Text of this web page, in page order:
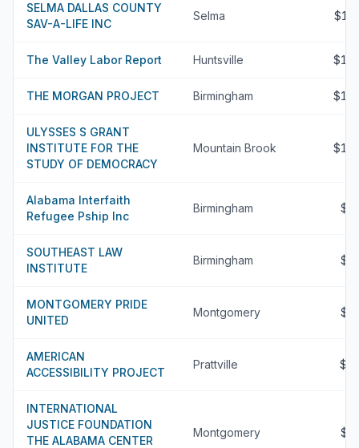
SELMA DALLAS COUNTY
SAV-A-LIFE INC
Selma
The Valley Labor Report Huntsville
THE MORGAN PROJECT Birmingham
ULYSSES S GRANT
INSTITUTE FOR THE
STUDY OF DEMOCRACY
Mountain Brook
Alabama Interfaith
Refugee Pship Inc
Birmingham
SOUTHEAST LAW
INSTITUTE
Birmingham
MONTGOMERY PRIDE
UNITED
Montgomery
AMERICAN
ACCESSIBILITY PROJECT
Prattville
INTERNATIONAL
JUSTICE FOUNDATION
THE ALABAMA CENTER
Montgomery